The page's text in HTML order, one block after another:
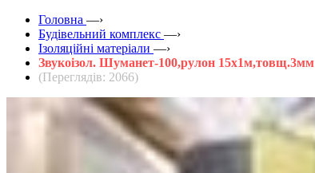
Головна —›
Будівельний комплекс —›
Ізоляційні матеріали —›
Звукоізол. Шуманет-100,рулон 15х1м,товщ.3мм
(Переглядів: 2066)